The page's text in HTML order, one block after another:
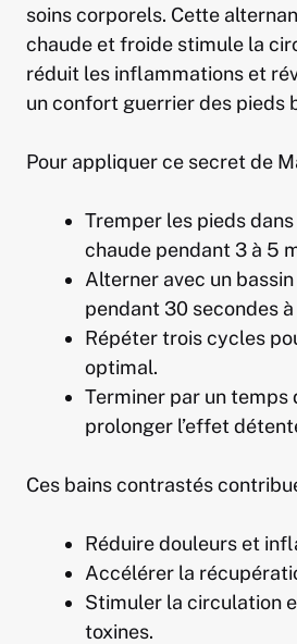
soins corporels. Cette
chaude et froide stimule la
réduit les inflammations et
un confort guerrier des pieds
Pour appliquer ce secret de
Tremper les pieds dans
chaude pendant 3 à 5
Alterner avec un bassin
pendant 30 secondes à
Répéter trois cycles
optimal.
Terminer par un temps
prolonger l’effet
Ces bains contrastés
Réduire douleurs et
Accélérer la
Stimuler la circulation
toxines.